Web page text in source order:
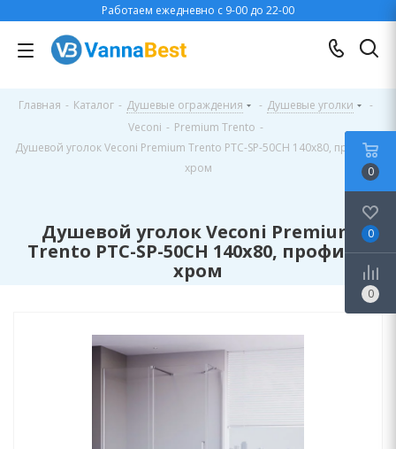
Работаем ежедневно с 9-00 до 22-00
Главная - Каталог - Душевые ограждения - Душевые уголки
-
Veconi - Premium Trento -
Душевой уголок Veconi Premium Trento PTC-SP-50CH 140x80, профиль
хром
Душевой уголок Veconi Premium
Trento PTC-SP-50CH 140x80, профиль
хром
0
0
0